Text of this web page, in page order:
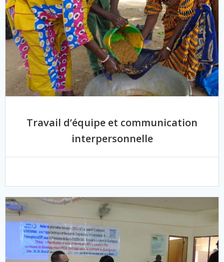
Travail d’équipe et communication
interpersonnelle